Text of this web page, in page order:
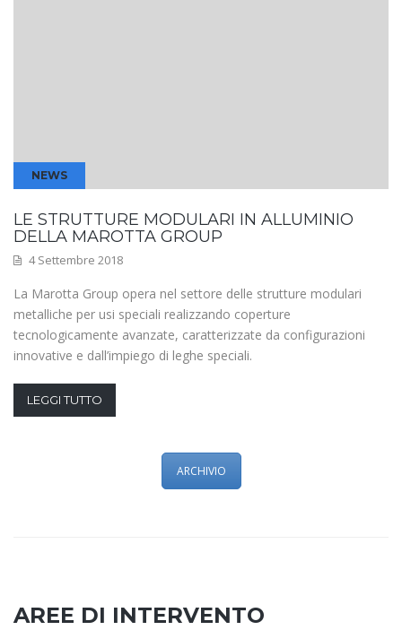
NEWS
LE STRUTTURE MODULARI IN ALLUMINIO
DELLA MAROTTA GROUP
4 Settembre 2018
La Marotta Group opera nel settore delle strutture modulari
metalliche per usi speciali realizzando coperture
tecnologicamente avanzate, caratterizzate da configurazioni
innovative e dall’impiego di leghe speciali.
LEGGI TUTTO
ARCHIVIO
AREE DI INTERVENTO